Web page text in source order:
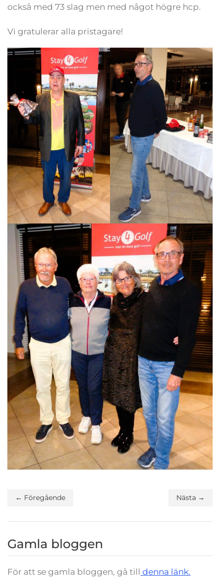
också med 73 slag men med något högre hcp.
Vi gratulerar alla pristagare!
← Föregående Nästa →
Gamla bloggen
För att se gamla bloggen, gå till denna länk.